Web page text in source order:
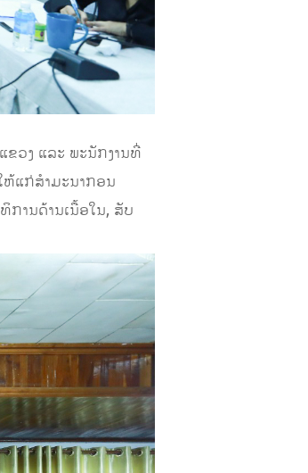
ວງ ແລະ ພະນັກງານທີ່
ຫ້ແກ່ສຳມະນາກອນ
ການດ້ານເນື້ອໃນ, ສັບ